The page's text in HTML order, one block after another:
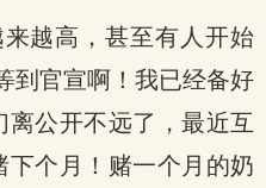
越高，甚至有人开始
到官宣啊！我已经备好
离公开不远了，最近互
下个月！赌一个月的奶